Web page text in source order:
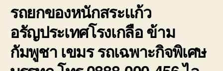
สินค้า
ราคา
รถยกของหนักสระแก้ว
อรัญประเทศโรงเกลือ ข้าม
กัมพูชา เขมร รถเฉพาะกิจพิเศษ